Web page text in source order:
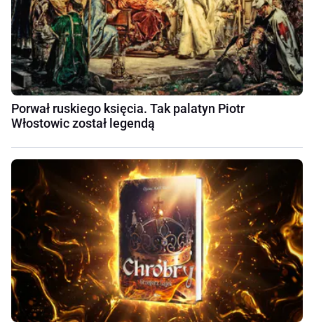
Porwał ruskiego księcia. Tak palatyn Piotr
Włostowic został legendą